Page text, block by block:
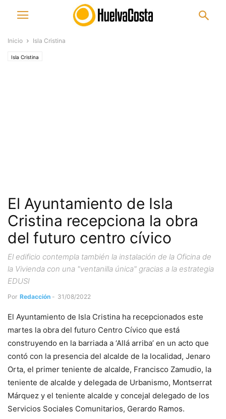
Inicio Isla Cristina
Isla Cristina
El Ayuntamiento de Isla
Cristina recepciona la obra
del futuro centro cívico
El edificio contempla también la instalación de la Oficina de
la Vivienda con una "ventanilla única" gracias a la estrategia
EDUSI
Por Redacción - 31/08/2022
El Ayuntamiento de Isla Cristina ha recepcionados este
martes la obra del futuro Centro Cívico que está
construyendo en la barriada a ‘Allá arriba’ en un acto que
contó con la presencia del alcalde de la localidad, Jenaro
Orta, el primer teniente de alcalde, Francisco Zamudio, la
teniente de alcalde y delegada de Urbanismo, Montserrat
Márquez y el teniente alcalde y concejal delegado de los
Servicios Sociales Comunitarios, Gerardo Ramos.